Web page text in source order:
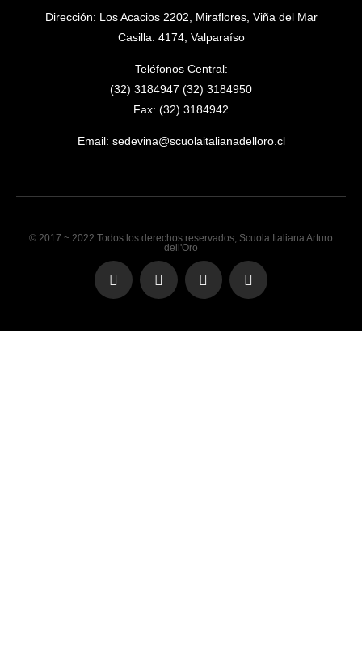
Dirección: Los Acacios 2202, Miraflores, Viña del Mar
Casilla: 4174, Valparaíso
Teléfonos Central:
(32) 3184947 (32) 3184950
Fax: (32) 3184942
Email: sedevina@scuolaitalianadelloro.cl
© 2017 ~ 2022 Todos los derechos reservados, Scuola Italiana Arturo
dell'Oro